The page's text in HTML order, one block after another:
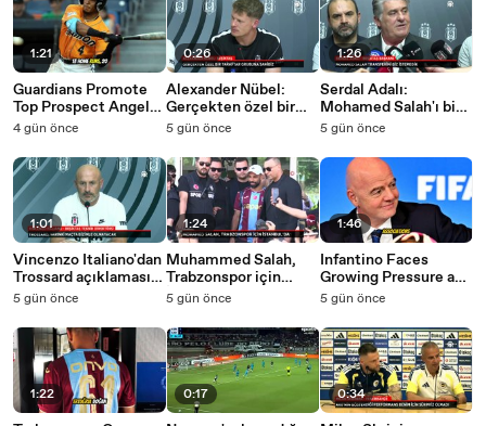
1:21
Guardians Promote
Top Prospect Angel
Genao for MLB Debut
4 gün önce
1:01
Vincenzo Italiano'dan
Trossard açıklaması!
'Yarın bizimle
5 gün önce
1:22
0:26
Alexander Nübel:
Gerçekten özel bir
taraftar grubuna
5 gün önce
1:24
Muhammed Salah,
Trabzonspor için
İstanbul’a geldi
5 gün önce
0:17
1:26
Serdal Adalı:
Mohamed Salah'ı biz
istemedik
5 gün önce
1:46
Infantino Faces
Growing Pressure as
FIFA Holds Crisis
5 gün önce
0:34